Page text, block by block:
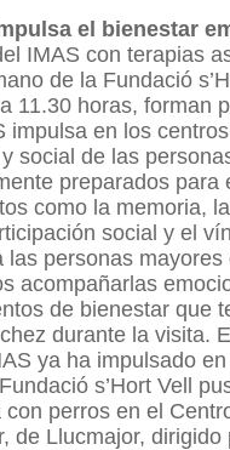
el bienestar
IMAS con terapias
de la Fundació
11.30 horas, forman
impulsa en los
social de las
preparados para
como la memoria,
social y el
las personas
acompañarlas
de bienestar que
durante la visita.
ya ha impulsado
s’Hort Vell
perros en el
de Llucmajor,